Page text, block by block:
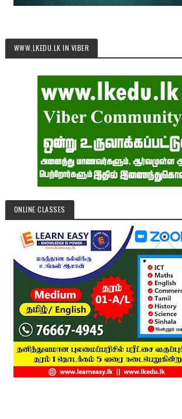
WWW.LKEDU.LK IN VIBER
ONLINE CLASSES